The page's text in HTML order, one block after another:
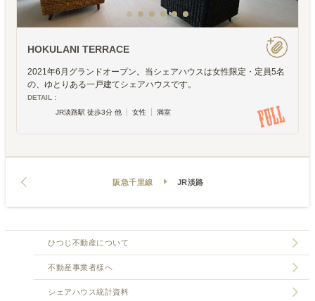
HOKULANI TERRACE
2021年6月グランドオープン。当シェアハウスは女性限定・定員5名
の、ゆとりある一戸建てシェアハウスです。
DETAIL :
JR淡路駅 徒歩3分 他
女性 満室
阪急千里線 JR淡路
ひつじ不動産について
不動産事業者様へ
シェアハウス統計資料